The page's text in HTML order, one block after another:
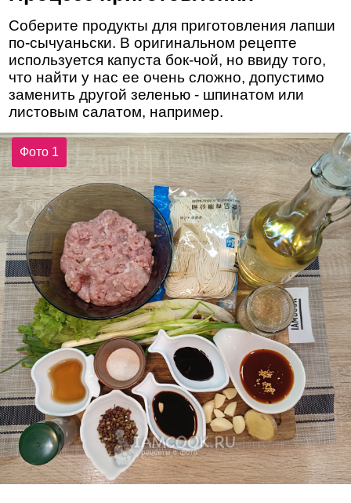
Соберите продукты для приготовления лапши
по-сычуаньски. В оригинальном рецепте
используется капуста бок-чой, но ввиду того,
что найти у нас ее очень сложно, допустимо
заменить другой зеленью - шпинатом или
листовым салатом, например.
Фото 1